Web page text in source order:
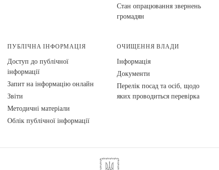
Стан опрацювання звернень
громадян
ПУБЛІЧНА ІНФОРМАЦІЯ
Доступ до публічної
інформації
Запит на інформацію онлайн
Звіти
Методичні матеріали
Облік публічної інформації
ОЧИЩЕННЯ ВЛАДИ
Інформація
Документи
Перелік посад та осіб, щодо
яких проводиться перевірка